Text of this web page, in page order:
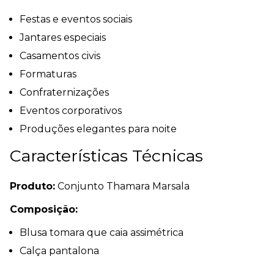
Festas e eventos sociais
Jantares especiais
Casamentos civis
Formaturas
Confraternizações
Eventos corporativos
Produções elegantes para noite
Características Técnicas
Produto: Conjunto Thamara Marsala
Composição:
Blusa tomara que caia assimétrica
Calça pantalona